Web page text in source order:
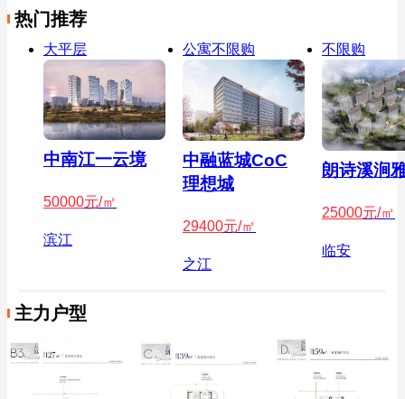
热门推荐
大平层
中南江一云境
50000元/㎡
滨江
公寓不限购
中融蓝城CoC
理想城
29400元/㎡
之江
不限购
朗诗溪涧
25000元/㎡
临安
主力户型